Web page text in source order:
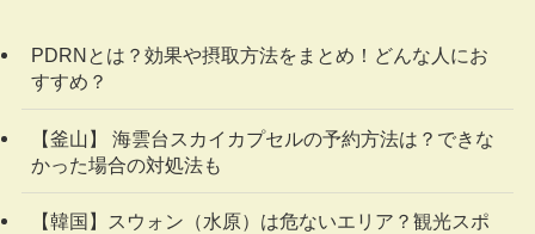
PDRNとは？効果や摂取方法をまとめ！どんな人にお
すすめ？
【釜山】 海雲台スカイカプセルの予約方法は？できな
かった場合の対処法も
【韓国】スウォン（水原）は危ないエリア？観光スポ